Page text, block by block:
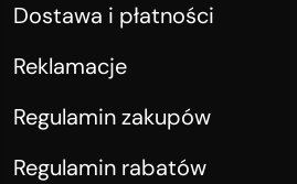
Dostawa i płatności
Reklamacje
Regulamin zakupów
Regulamin rabatów